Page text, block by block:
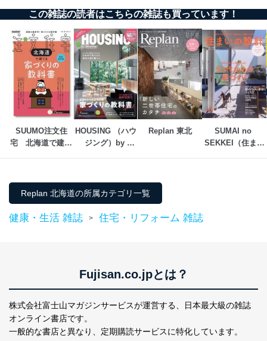
者を識別・認証しています。
外部からの不正アクセス等の防止
個人データを取り扱う機器等のオペレーティング
システムを最新の状態に保持しています。
個人データを取り扱う機器等にセキュリティ対策
ソフトウェア等を導入し、自動更新 機能等の活用
により、これを最新状態としています。
情報システムの使用に伴う漏洩等の防止
メール等により個人データの含まれるファイルを
送信する場合に、当該ファイルへのパスワードを
当社は、内部監査及びマネジメントレビューの機会を通
じて、個人情報保護マネジメントシステムを継続的に改
善し、常に最良の状態を維持します。
ステムに関するご相談及び苦情については以下までご連
株式会社富士山マガジンサービス 個人情報問い合わせ
係
この雑誌の読者はこちらの雑誌も買っています！
SUUMO注文住
宅　北海道で建て
HOUSING （ハウ
ジング）by
Replan 東北
SUMAI no
SEKKEI（住まい
Replan 北海道の所属カテゴリ一覧
健康・生活 雑誌 > 住宅・リフォーム 雑誌
Fujisan.co.jpとは？
株式会社富士山マガジンサービスが運営する、
日本最大級の雑誌
オンライン書店です。
一般的な書店と異なり、 定期購読サービスに特化しています。